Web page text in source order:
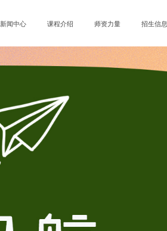
新闻中心 课程介绍 师资力量 招生信息